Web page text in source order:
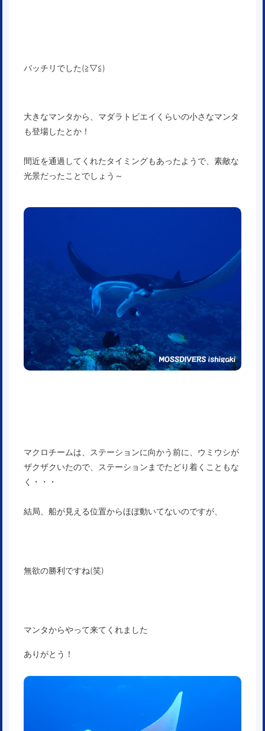
バッチリでした(≧▽≦)
大きなマンタから、マダラトビエイくらいの小さなマンタ
も登場したとか！
間近を通過してくれたタイミングもあったようで、素敵な
光景だったことでしょう～
マクロチームは、ステーションに向かう前に、ウミウシが
ザクザクいたので、ステーションまでたどり着くこともな
く・・・
結局、船が見える位置からほぼ動いてないのですが、
無欲の勝利ですね(笑)
マンタからやって来てくれました
ありがとう！